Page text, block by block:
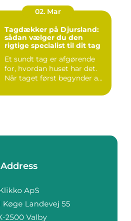
02. Mar
Tagdækker på Djursland:
sådan vælger du den
rigtige specialist til dit tag
Et sundt tag er afgørende
for, hvordan huset har det.
Når taget først begynder a...
Address